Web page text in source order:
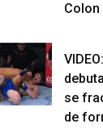
Colon
se
de